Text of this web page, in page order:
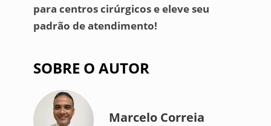
para centros cirúrgicos e eleve seu
padrão de atendimento!
SOBRE O AUTOR
Marcelo Correia